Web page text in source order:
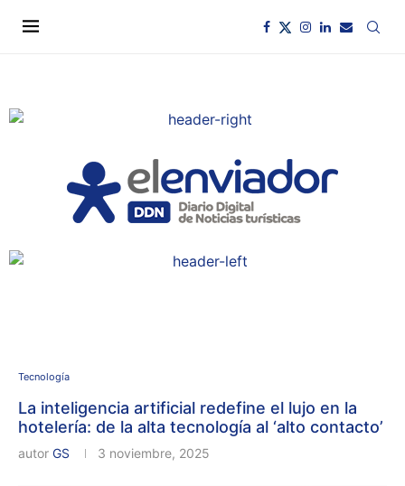
Tecnología
La inteligencia artificial redefine el lujo en la
hotelería: de la alta tecnología al ‘alto contacto’
autor GS 3 noviembre, 2025